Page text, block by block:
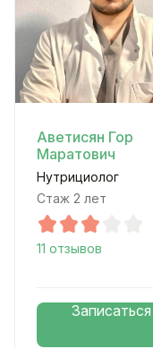
Аветисян Гор
Маратович
Нутрициолог
Стаж 2 лет
11 отзывов
Записаться